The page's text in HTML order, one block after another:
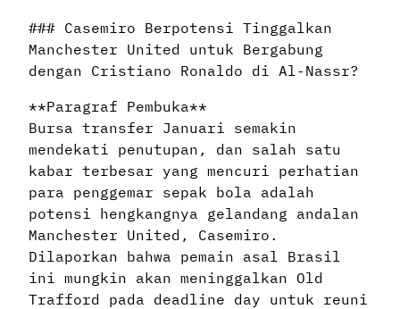
### Casemiro Berpotensi Tinggalkan
Manchester United untuk Bergabung
dengan Cristiano Ronaldo di Al-Nassr?
**Paragraf Pembuka**
Bursa transfer Januari semakin
mendekati penutupan, dan salah satu
kabar terbesar yang mencuri perhatian
para penggemar sepak bola adalah
potensi hengkangnya gelandang andalan
Manchester United, Casemiro.
Dilaporkan bahwa pemain asal Brasil
ini mungkin akan meninggalkan Old
Trafford pada deadline day untuk reuni